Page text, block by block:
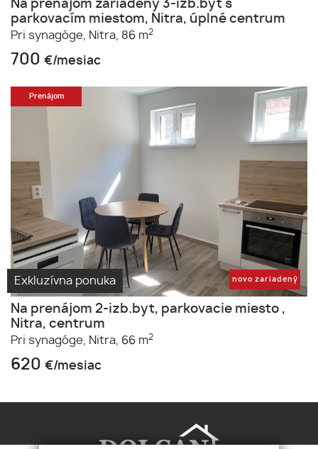
Na prenájom zariadený 3-izb.byt s
parkovacím miestom, Nitra, úplné centrum
Pri synagóge, Nitra, 86 m2
700 €/mesiac
Exkluzívna ponuka
Prenájom
novo zariadený
Na prenájom 2-izb.byt, parkovacie miesto ,
Nitra, centrum
Pri synagóge, Nitra, 66 m2
620 €/mesiac